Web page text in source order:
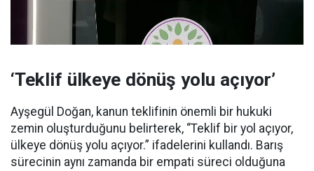
‘Teklif ülkeye dönüş yolu açıyor’
Ayşegül Doğan, kanun teklifinin önemli bir hukuki
zemin oluşturduğunu belirterek, “Teklif bir yol açıyor,
ülkeye dönüş yolu açıyor.” ifadelerini kullandı. Barış
sürecinin aynı zamanda bir empati süreci olduğuna